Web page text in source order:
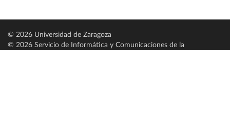
© 2026 Universidad de Zaragoza
© 2026 Servicio de Informática y Comunicaciones de la